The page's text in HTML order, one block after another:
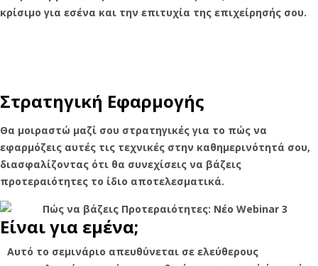
κρίσιμο για εσένα και την επιτυχία της επιχείρησής σου.
Στρατηγική Εφαρμογής
Θα μοιραστώ μαζί σου στρατηγικές για το πώς να
εφαρμόζεις αυτές τις τεχνικές στην καθημερινότητά σου,
διασφαλίζοντας ότι θα συνεχίσεις να βάζεις
προτεραιότητες το ίδιο αποτελεσματικά.
Είναι για εμένα;
Αυτό το σεμινάριο απευθύνεται σε ελεύθερους